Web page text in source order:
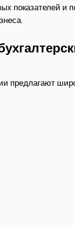
показателей и
предлагают